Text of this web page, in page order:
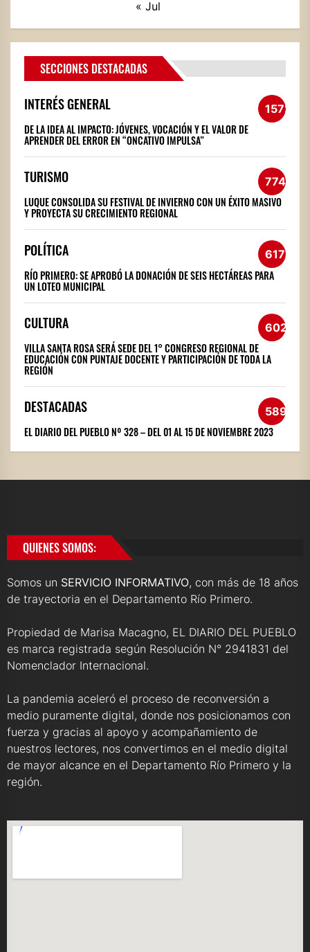
« Jul
SECCIONES DESTACADAS
INTERÉS GENERAL 1572
DE LA IDEA AL IMPACTO: JÓVENES, VOCACIÓN Y EL VALOR DE
APRENDER DEL ERROR EN “ONCATIVO IMPULSA”
TURISMO 774
LUQUE CONSOLIDA SU FESTIVAL DE INVIERNO CON UN ÉXITO MASIVO
Y PROYECTA SU CRECIMIENTO REGIONAL
POLÍTICA 617
RÍO PRIMERO: SE APROBÓ LA DONACIÓN DE SEIS HECTÁREAS PARA
UN LOTEO MUNICIPAL
CULTURA 602
VILLA SANTA ROSA SERÁ SEDE DEL 1° CONGRESO REGIONAL DE
EDUCACIÓN CON PUNTAJE DOCENTE Y PARTICIPACIÓN DE TODA LA
REGIÓN
DESTACADAS 589
EL DIARIO DEL PUEBLO Nº 328 – DEL 01 AL 15 DE NOVIEMBRE 2023
QUIENES SOMOS:
Somos un SERVICIO INFORMATIVO, con más de 18 años
de trayectoria en el Departamento Río Primero.
Propiedad de Marisa Macagno, EL DIARIO DEL PUEBLO
es marca registrada según Resolución N° 2941831 del
Nomenclador Internacional.
La pandemia aceleró el proceso de reconversión a
medio puramente digital, donde nos posicionamos con
fuerza y gracias al apoyo y acompañamiento de
nuestros lectores, nos convertimos en el medio digital
de mayor alcance en el Departamento Río Primero y la
región.